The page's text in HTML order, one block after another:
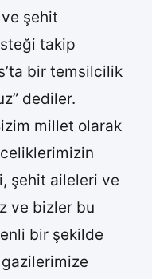
şehit
takip
bir temsilcilik
dediler.
millet olarak
şehit aileleri ve
ve bizler bu
bir şekilde